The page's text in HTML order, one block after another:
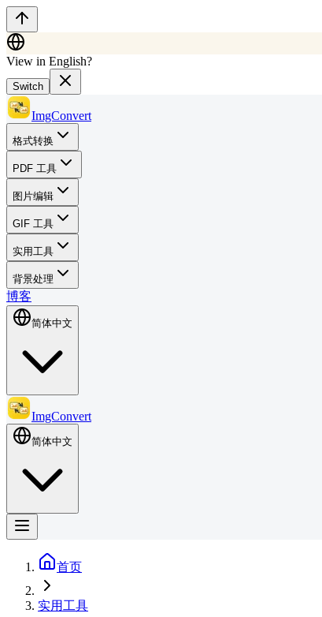
View in English?
Switch
ImgConvert
格式转换
PDF 工具
图片编辑
GIF 工具
实用工具
背景处理
博客
简体中文
ImgConvert
简体中文
首页
实用工具